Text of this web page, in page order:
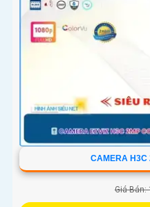
CAMERA H3C
Giá Bán: